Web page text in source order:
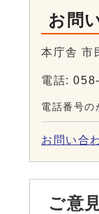
お問
本庁舎 市
電話:
電話番号の
お問い合
ご意